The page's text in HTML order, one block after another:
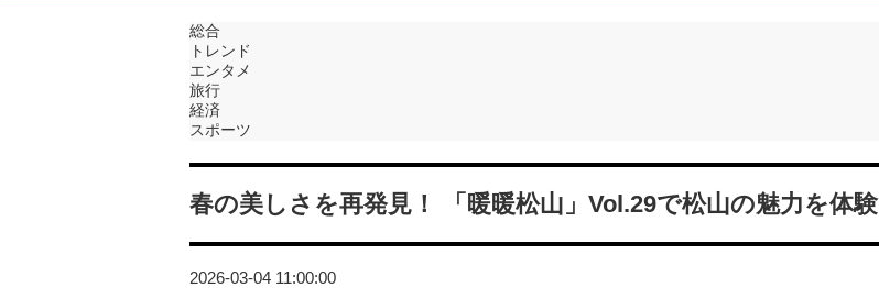
総合
トレンド
エンタメ
旅行
経済
スポーツ
春の美しさを再発見！ 「暖暖松山」Vol.29で松山の魅力を体験
2026-03-04 11:00:00